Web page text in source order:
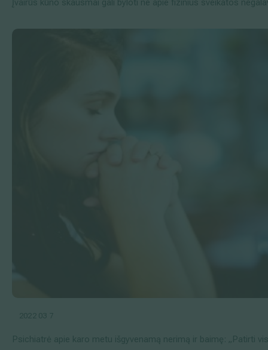
Įvairūs kūno skausmai gali byloti ne apie fizinius sveikatos
2022 03 7
Psichiatrė apie karo metu išgyvenamą nerimą ir baimę: „Patirti